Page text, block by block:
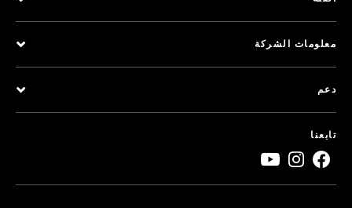
معلومات الشركة
دعم
تابعنا